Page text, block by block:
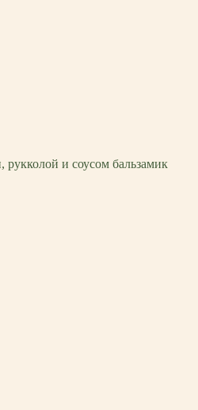
и соусом бальзамик